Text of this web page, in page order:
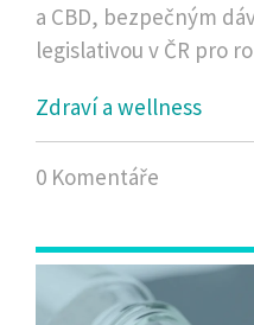
a CBD, bezpečným
legislativou v ČR pro
Zdraví a wellness
0 Komentáře